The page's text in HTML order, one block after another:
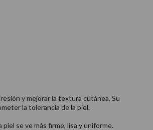
y mejorar la textura cutánea. Su
la tolerancia de la piel.
se ve más firme, lisa y uniforme.